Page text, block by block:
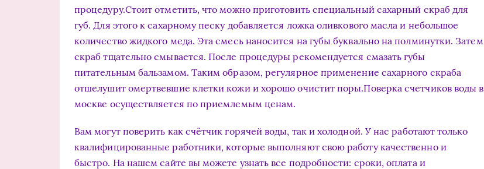
процедуру.Стоит отметить, что можно приготовить специальный сахарный скраб для
губ. Для этого к сахарному песку добавляется ложка оливкового масла и небольшое
количество жидкого меда. Эта смесь наносится на губы буквально на полминутки. Затем
скраб тщательно смывается. После процедуры рекомендуется смазать губы
питательным бальзамом. Таким образом, регулярное применение сахарного скраба
отшелушит омертвевшие клетки кожи и хорошо очистит поры.Поверка счетчиков воды в
москве осуществляется по приемлемым ценам.
Вам могут поверить как счётчик горячей воды, так и холодной. У нас работают только
квалифицированные работники, которые выполняют свою работу качественно и
быстро. На нашем сайте вы можете узнать все подробности: сроки, оплата и